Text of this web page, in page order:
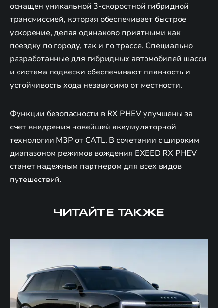
оснащен уникальной 3-скоростной гибридной
трансмиссией, которая обеспечивает быстрое
ускорение, делая одинаково приятными как
поездку по городу, так и по трассе. Специально
разработанные для гибридных автомобилей шасси
и система подвески обеспечивают плавность и
устойчивость хода независимо от местности.
Функции безопасности в RX PHEV улучшены за
счет внедрения новейшей аккумуляторной
технологии M3P от CATL. В сочетании с широким
диапазоном режимов вождения EXEED RX PHEV
станет надежным партнером для всех видов
путешествий.
ЧИТАЙТЕ ТАКЖЕ